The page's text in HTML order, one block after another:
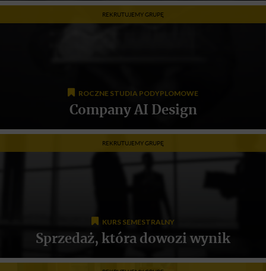
REKRUTUJEMY GRUPĘ
ROCZNE STUDIA PODYPLOMOWE
Company AI Design
REKRUTUJEMY GRUPĘ
KURS SEMESTRALNY
Sprzedaż, która dowozi wynik